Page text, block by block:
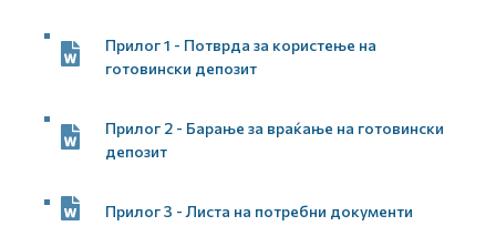
Прилог 1 - Потврда за користење на
готовински депозит
Прилог 2 - Барање за враќање на готовински
депозит
Прилог 3 - Листа на потребни документи